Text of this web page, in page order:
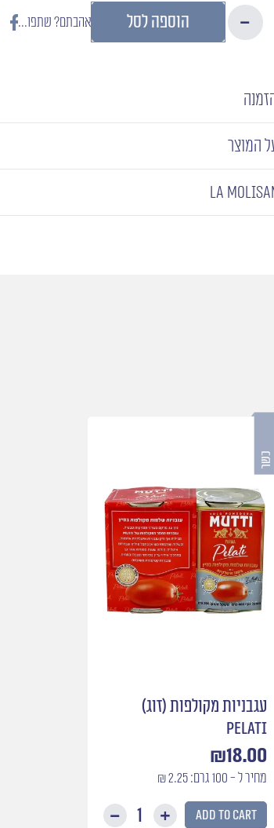
של
ספגטי
הוספה לסל אהבתם? שתפו...
המוצר
עגבניות מקולפות (זוג)
Pelati
₪18.00
מחיר ל - 100 גרם: 2.25 ₪
עגבניות
Add to cart